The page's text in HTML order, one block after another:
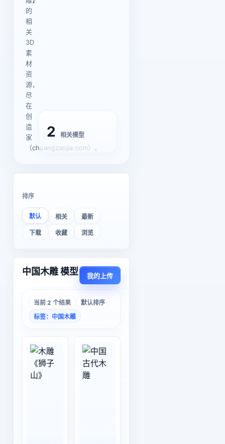
的
相
关
3D
素
材
资
源，
尽
在
创
造
家
（chuangzaojia.com）。
2 相关模型
排序
默认 相关 最新
下载 收藏 浏览
中国木雕 模型 我的上传
当前 2 个结果
默认排序
标签：中国木雕